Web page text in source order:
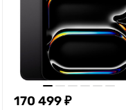
170 499₽